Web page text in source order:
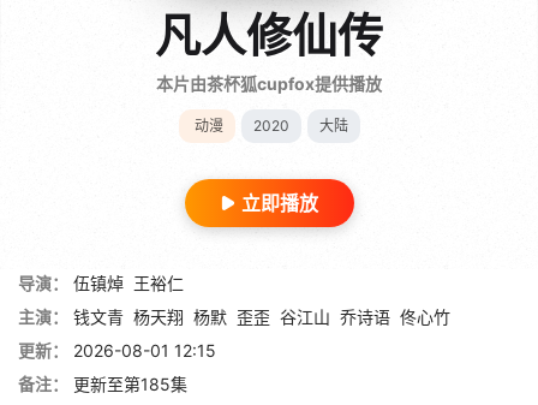
凡人修仙传
本片由茶杯狐cupfox提供播放
动漫 2020 大陆
立即播放
导演： 伍镇焯 王裕仁
主演：
钱文青 杨天翔 杨默 歪歪 谷江山 乔诗语 佟心竹
更新：
2026-08-01 12:15
备注：
更新至第185集